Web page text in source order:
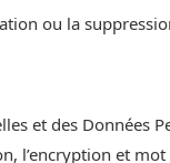
ou la
et des Données
l’encryption et mot